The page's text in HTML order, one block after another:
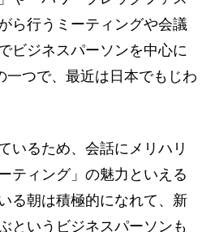
ら行うミーティングや会議
ビジネスパーソンを中心に
一つで、最近は日本でもじわ
いるため、会話にメリハリ
ティング」の魅力といえる
る朝は積極的になれて、新
というビジネスパーソンも